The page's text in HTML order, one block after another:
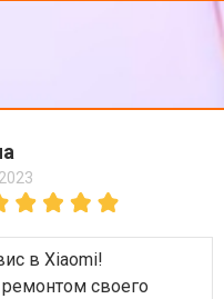
в Xiaomi!
своего